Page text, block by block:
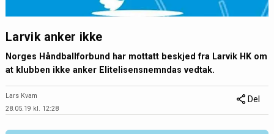
Larvik anker ikke
Norges Håndballforbund har mottatt beskjed fra Larvik HK om
at klubben ikke anker Elitelisensnemndas vedtak.
Lars Kvam
28.05.19 kl. 12:28
Del